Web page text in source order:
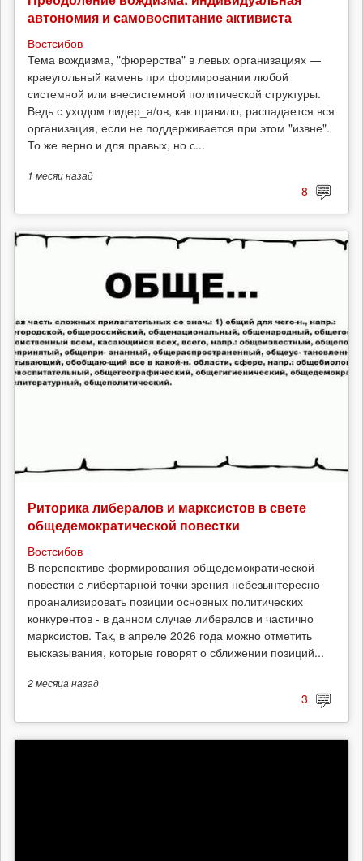
автономия и самовоспитание активиста
Востсибов
Тема вождизма, "фюрерства" в левых организациях —
краеугольный камень при формировании любой
системной или внесистемной политической структуры.
Ведь с уходом лидер_а/ов, как правило, распадается вся
организация, если не поддерживается при этом "извне".
То же верно и для правых, но с...
1 месяцназад
8
Риторика либералов и марксистов в свете
общедемократической повестки
Востсибов
В перспективе формирования общедемократической
повестки с либертарной точки зрения небезынтересно
проанализировать позиции основных политических
конкурентов - в данном случае либералов и частично
марксистов. Так, в апреле 2026 года можно отметить
высказывания, которые говорят о сближении позиций...
2 месяцаназад
3